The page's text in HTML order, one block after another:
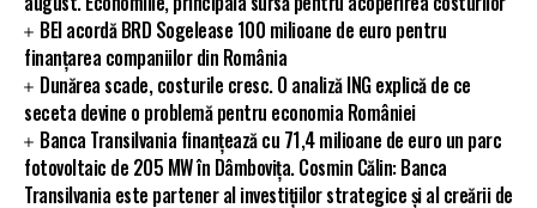
BEI acordă BRD Sogelease 100 milioane de euro pentru
finanțarea companiilor din România
Dunărea scade, costurile cresc. O analiză ING explică de ce
seceta devine o problemă pentru economia României
Banca Transilvania finanțează cu 71,4 milioane de euro un parc
fotovoltaic de 205 MW în Dâmbovița. Cosmin Călin: Banca
Transilvania este partener al investițiilor strategice și al creării de